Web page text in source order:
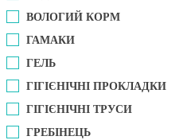
ВОЛОГИЙ КОРМ
ГАМАКИ
ГЕЛЬ
ГІГІЄНІЧНІ ПРОКЛАДКИ
ГІГІЄНІЧНІ ТРУСИ
ГРЕБІНЕЦЬ